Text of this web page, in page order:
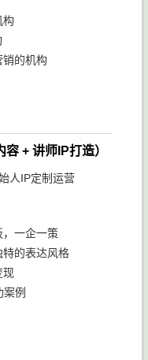
构
销的机构
+ 讲师IP打造）
人IP定制运营
，一企一策
的表达风格
现
例